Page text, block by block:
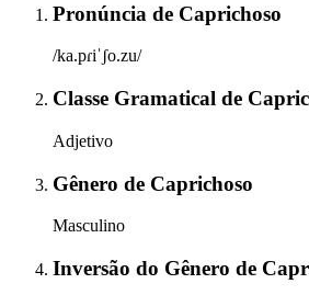
Pronúncia de Caprichoso
/ka.pɾiˈʃo.zu/
Classe Gramatical de
Adjetivo
Gênero de Caprichoso
Masculino
Inversão do Gênero de